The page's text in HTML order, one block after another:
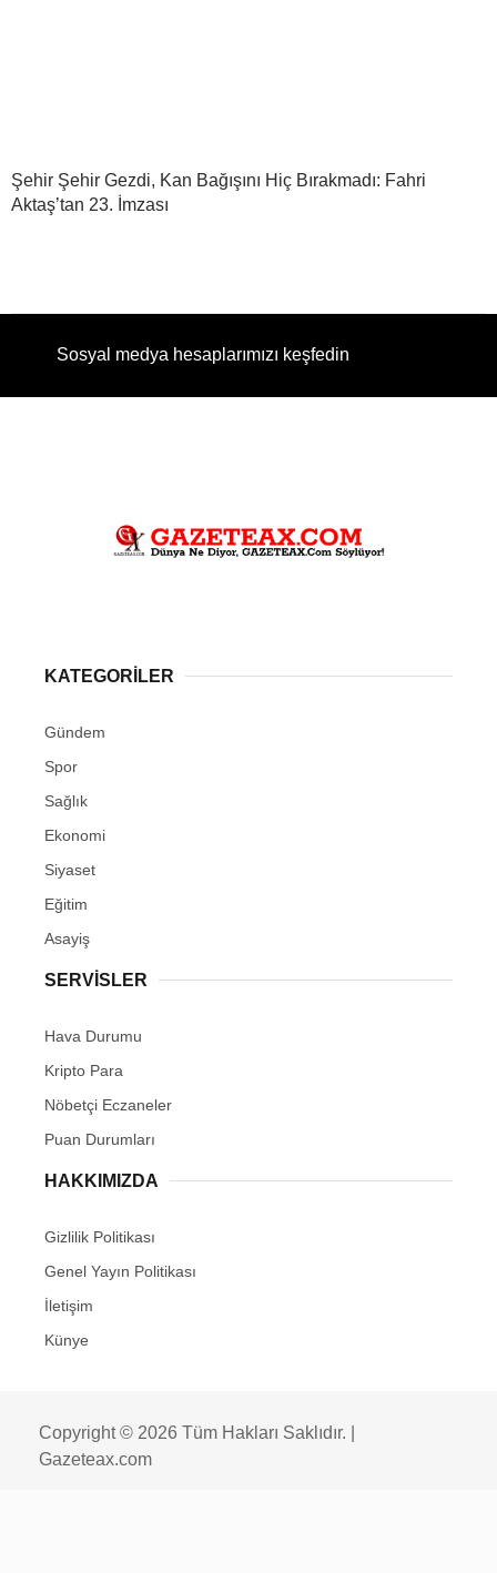
Şehir Şehir Gezdi, Kan Bağışını Hiç Bırakmadı: Fahri
Aktaş’tan 23. İmzası
Sosyal medya hesaplarımızı keşfedin
KATEGORİLER
Gündem
Spor
Sağlık
Ekonomi
Siyaset
Eğitim
Asayiş
SERVİSLER
Hava Durumu
Kripto Para
Nöbetçi Eczaneler
Puan Durumları
HAKKIMIZDA
Gizlilik Politikası
Genel Yayın Politikası
İletişim
Künye
Copyright © 2026 Tüm Hakları Saklıdır. |
Gazeteax.com